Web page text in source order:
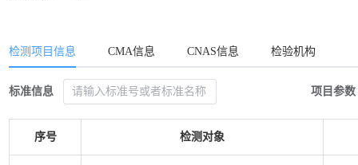
检测项目信息 CMA信息 CNAS信息 检验机构
标准信息 项目参数
序号 检测对象